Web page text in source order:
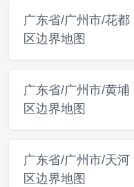
广东省/广州市/花都
区边界地图
广东省/广州市/黄埔
区边界地图
广东省/广州市/天河
区边界地图